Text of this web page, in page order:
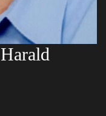
Harald